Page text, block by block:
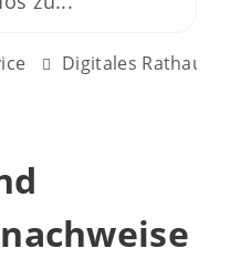
Digitales Rathaus